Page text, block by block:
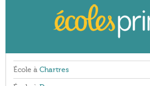
École à Chartres